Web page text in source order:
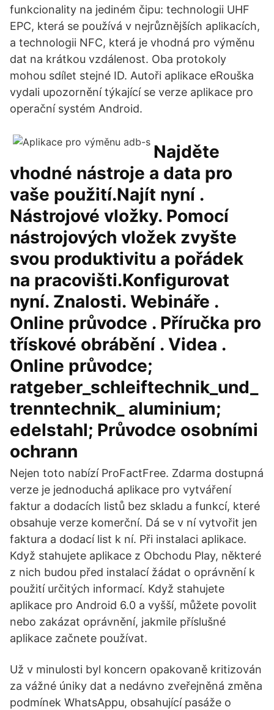
funkcionality na jediném čipu: technologii UHF
EPC, která se používá v nejrůznějších aplikacích,
a technologii NFC, která je vhodná pro výměnu
dat na krátkou vzdálenost. Oba protokoly
mohou sdílet stejné ID. Autoři aplikace eRouška
vydali upozornění týkající se verze aplikace pro
operační systém Android.
Najděte
vhodné nástroje a data pro
vaše použití.Najít nyní .
Nástrojové vložky. Pomocí
nástrojových vložek zvyšte
svou produktivitu a pořádek
na pracovišti.Konfigurovat
nyní. Znalosti. Webináře .
Online průvodce . Příručka pro
třískové obrábění . Videa .
Online průvodce;
ratgeber_schleiftechnik_und_
trenntechnik_ aluminium;
edelstahl; Průvodce osobními
ochrann
Nejen toto nabízí ProFactFree. Zdarma dostupná
verze je jednoduchá aplikace pro vytváření
faktur a dodacích listů bez skladu a funkcí, které
obsahuje verze komerční. Dá se v ní vytvořit jen
faktura a dodací list k ní. Při instalaci aplikace.
Když stahujete aplikace z Obchodu Play, některé
z nich budou před instalací žádat o oprávnění k
použití určitých informací. Když stahujete
aplikace pro Android 6.0 a vyšší, můžete povolit
nebo zakázat oprávnění, jakmile příslušné
aplikace začnete používat.
Už v minulosti byl koncern opakovaně kritizován
za vážné úniky dat a nedávno zveřejněná změna
podmínek WhatsAppu, obsahující pasáže o